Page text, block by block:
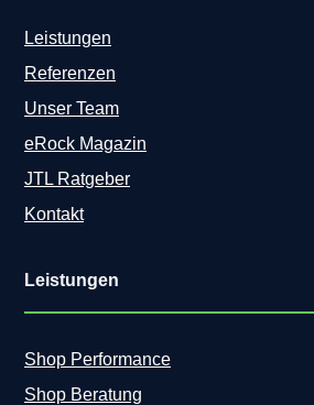
Leistungen
Referenzen
Unser Team
eRock Magazin
JTL Ratgeber
Kontakt
Leistungen
Shop Performance
Shop Beratung